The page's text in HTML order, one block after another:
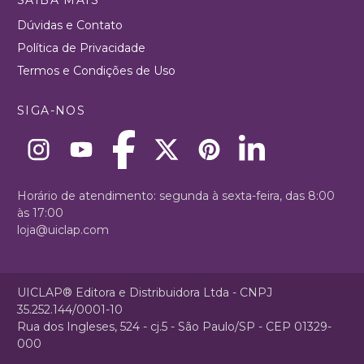
Dúvidas e Contato
Política de Privacidade
Termos e Condições de Uso
SIGA-NOS
Horário de atendimento: segunda à sexta-feira, das 8:00
às 17:00
loja@uiclap.com
UICLAP® Editora e Distribuidora Ltda - CNPJ
35.252.144/0001-10
Rua dos Ingleses, 524 - cj.5 - São Paulo/SP - CEP 01329-
000